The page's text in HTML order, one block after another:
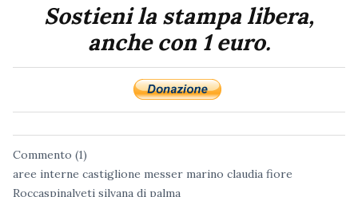
Sostieni la stampa libera,
anche con 1 euro.
Commento (1)
aree interne castiglione messer marino claudia fiore
Roccaspinalveti silvana di palma